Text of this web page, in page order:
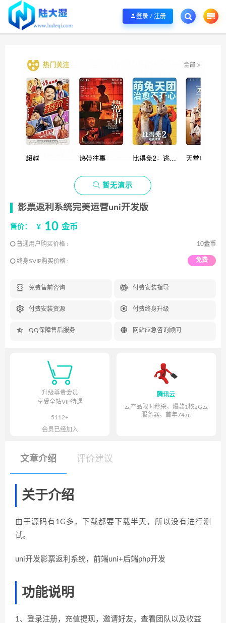
欢迎您光临陆大湿，本站秉承服务宗旨 履行“站长”责任，销售只是起点 服务永无
登录 / 注册
 暂无演示
影票返利系统完美运营uni开发版
售价： ¥ 10 金币
普通用户购买价格 : 10金币
终身SVIP购买价格 : 免费
 免费售前咨询  付费安装指导
 付费安装资源  付费终身升级
 QQ保障售后服务  网站应急咨询顾问

升级尊贵会员
享受全站VIP待遇
5112+
会员已经加入
腾讯云
云产品限时秒杀，爆款1核2G云
服务器，首年74元
文章介绍 评价建议
关于介绍
由于源码有1G多，下载都要下载半天，所以没有进行测
试。
uni开发影票返利系统，前端uni+后端php开发
功能说明
1、登录注册，充值提现，邀请好友，查看团队以及收益